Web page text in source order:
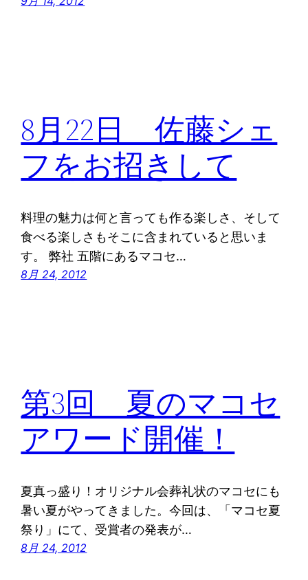
8月22日 佐藤シェ
フをお招きして
料理の魅力は何と言っても作る楽しさ、そして
食べる楽しさもそこに含まれていると思いま
す。 弊社 五階にあるマコセ…
8月 24, 2012
第3回 夏のマコセ
アワード開催！
夏真っ盛り！オリジナル会葬礼状のマコセにも
暑い夏がやってきました。今回は、「マコセ夏
祭り」にて、受賞者の発表が…
8月 24, 2012